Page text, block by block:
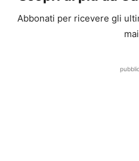
Abbonati per ricevere gli